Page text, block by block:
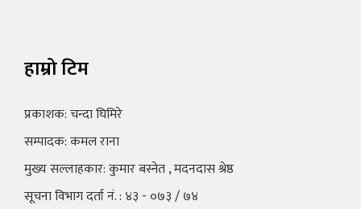
हाम्रो टिम
प्रकाशक: चन्दा घिमिरे
सम्पादक: कमल राना
मुख्य सल्लाहकार: कुमार बस्नेत , मदनदास श्रेष्ठ
सूचना विभाग दर्ता नं. : ४३ - ०७३ / ७४